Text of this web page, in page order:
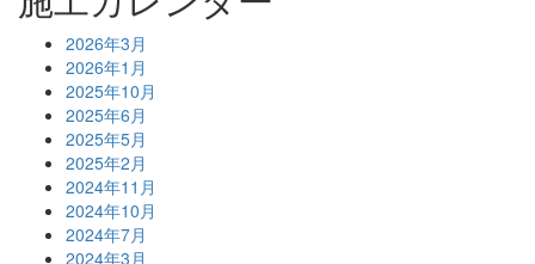
2026年3月
2026年1月
2025年10月
2025年6月
2025年5月
2025年2月
2024年11月
2024年10月
2024年7月
2024年3月